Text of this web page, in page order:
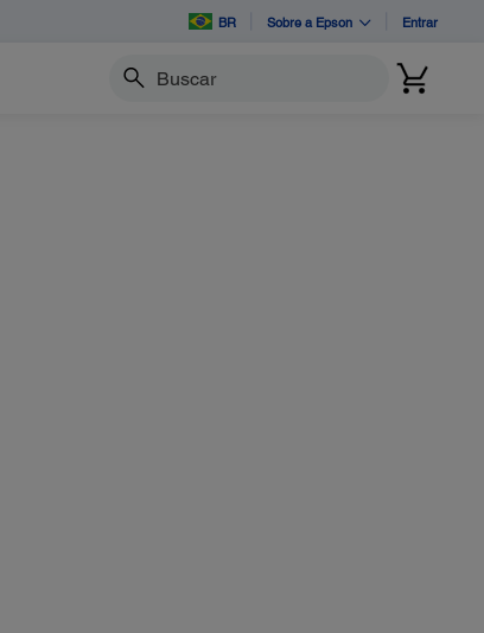
BR Sobre a Epson Entrar
Buscar